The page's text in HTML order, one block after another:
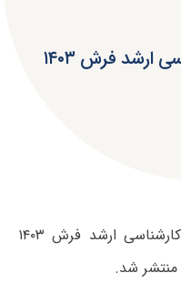
ارشد فرش ۱۴۰۳
سوالات و پاسخنامه کلیدی کنکور کارشناسی ارشد فرش ۱۴۰۳
شد.